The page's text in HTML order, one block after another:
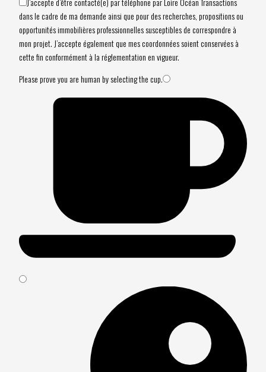
dans le cadre de ma demande ainsi que pour des recherches, propositions ou
opportunités immobilières professionnelles susceptibles de correspondre à
mon projet. J’accepte également que mes coordonnées soient conservées à
cette fin conformément à la réglementation en vigueur.
Please prove you are human by selecting thecup.